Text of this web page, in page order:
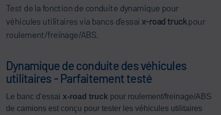
Test de la fonction de conduite dynamique pour
véhicules utilitaires via bancs d’essai x-road truckpour
roulement/freinage/ABS.
Dynamique de conduite des véhicules
utilitaires - Parfaitement testé
Le banc d'essai x-road truck pour roulement/freinage/ABS
de camions est conçu pour tester les véhicules utilitaires